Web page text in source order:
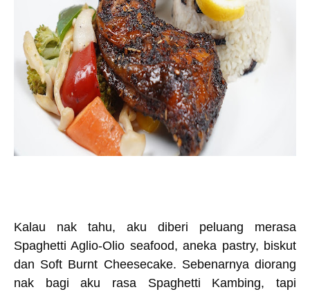
Kalau nak tahu, aku diberi peluang merasa
Spaghetti Aglio-Olio seafood, aneka pastry, biskut
dan Soft Burnt Cheesecake. Sebenarnya diorang
nak bagi aku rasa Spaghetti Kambing, tapi